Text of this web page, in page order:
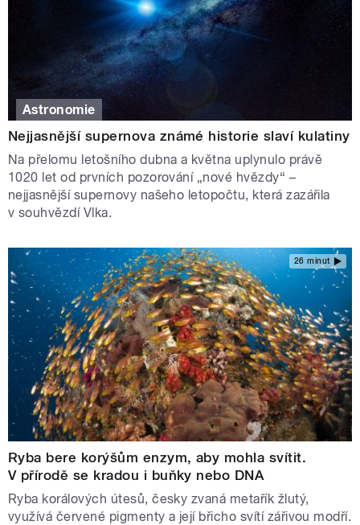
Astronomie
Nejjasnější supernova známé historie slaví kulatiny
Na přelomu letošního dubna a května uplynulo právě
1020 let od prvních pozorování „nové hvězdy“ –
nejjasnější supernovy našeho letopočtu, která zazářila
v souhvězdí Vlka.
26 minut
Ryba bere korýšům enzym, aby mohla svítit.
V přírodě se kradou i buňky nebo DNA
Ryba korálových útesů, česky zvaná metařík žlutý,
využívá červené pigmenty a její břicho svítí zářivou modří.